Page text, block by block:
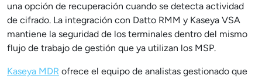
una opción de recuperación cuando se detecta actividad
de cifrado. La integración con Datto RMM y Kaseya VSA
mantiene la seguridad de los terminales dentro del mismo
flujo de trabajo de gestión que ya utilizan los MSP.
Kaseya MDR ofrece el equipo de analistas gestionado que